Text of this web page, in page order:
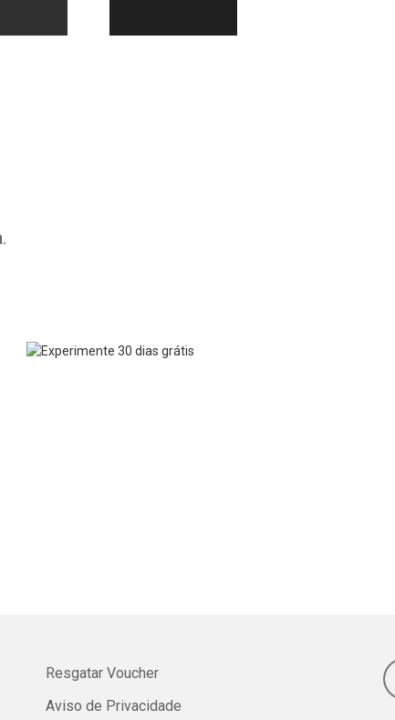
Resgatar Voucher
Aviso de Privacidade